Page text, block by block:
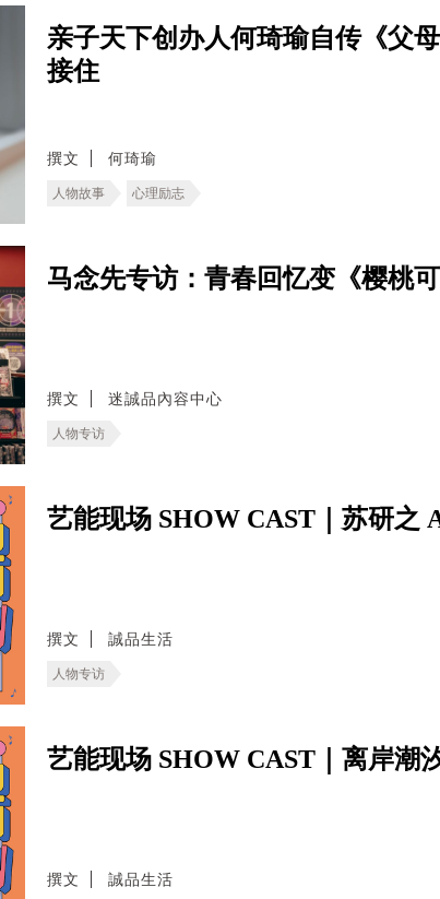
亲子天下创办人何琦瑜自传《父
接住
撰文 何琦瑜
人物故事 心理励志
马念先专访：青春回忆变《樱桃
撰文 迷誠品內容中心
人物专访
艺能现场 SHOW CAST｜苏研之
撰文 誠品生活
人物专访
艺能现场 SHOW CAST｜离岸潮
撰文 誠品生活